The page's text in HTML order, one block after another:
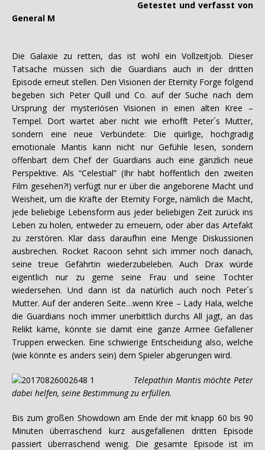
Getestet und verfasst von
General M
Die Galaxie zu retten, das ist wohl ein Vollzeitjob. Dieser
Tatsache müssen sich die Guardians auch in der dritten
Episode erneut stellen. Den Visionen der Eternity Forge folgend
begeben sich Peter Quill und Co. auf der Suche nach dem
Ursprung der mysteriösen Visionen in einen alten Kree –
Tempel. Dort wartet aber nicht wie erhofft Peter´s Mutter,
sondern eine neue Verbündete: Die quirlige, hochgradig
emotionale Mantis kann nicht nur Gefühle lesen, sondern
offenbart dem Chef der Guardians auch eine gänzlich neue
Perspektive. Als “Celestial” (Ihr habt hoffentlich den zweiten
Film gesehen?!) verfügt nur er über die angeborene Macht und
Weisheit, um die Kräfte der Eternity Forge, nämlich die Macht,
jede beliebige Lebensform aus jeder beliebigen Zeit zurück ins
Leben zu holen, entweder zu erneuern, oder aber das Artefakt
zu zerstören. Klar dass daraufhin eine Menge Diskussionen
ausbrechen. Rocket Racoon sehnt sich immer noch danach,
seine treue Gefährtin wiederzubeleben. Auch Drax würde
eigentlich nur zu gerne seine Frau und seine Tochter
wiedersehen. Und dann ist da natürlich auch noch Peter´s
Mutter. Auf der anderen Seite…wenn Kree – Lady Hala, welche
die Guardians noch immer unerbittlich durchs All jagt, an das
Relikt käme, könnte sie damit eine ganze Armee Gefallener
Truppen erwecken. Eine schwierige Entscheidung also, welche
(wie könnte es anders sein) dem Spieler abgerungen wird.
Telepathin Mantis möchte Peter
dabei helfen, seine Bestimmung zu erfüllen.
Bis zum großen Showdown am Ende der mit knapp 60 bis 90
Minuten überraschend kurz ausgefallenen dritten Episode
passiert überraschend wenig. Die gesamte Episode ist im